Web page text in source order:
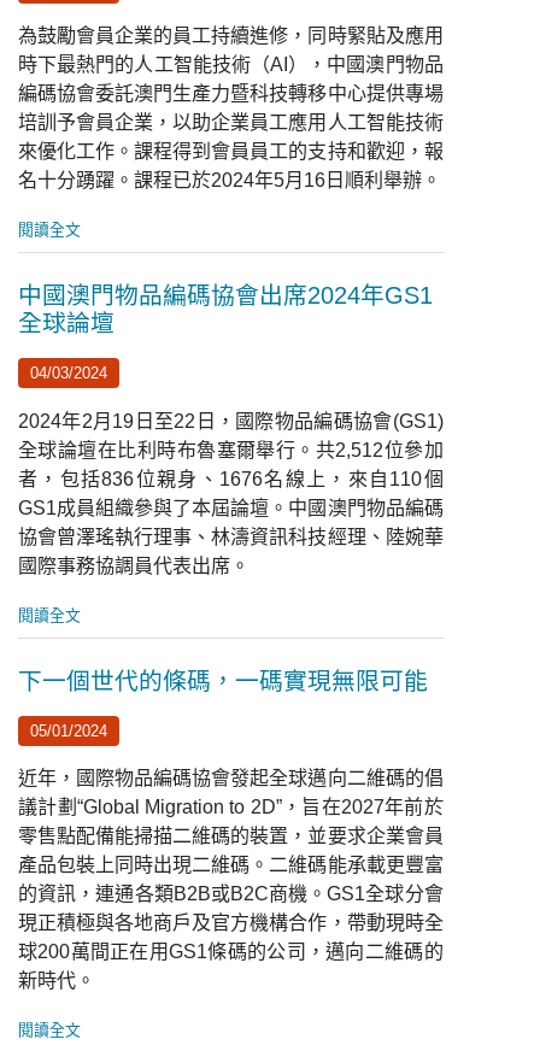
為鼓勵會員企業的員工持續進修，同時緊貼及應用
時下最熱門的人工智能技術（AI），中國澳門物品
編碼協會委託澳門生產力暨科技轉移中心提供專場
培訓予會員企業，以助企業員工應用人工智能技術
來優化工作。課程得到會員員工的支持和歡迎，報
名十分踴躍。課程已於2024年5月16日順利舉辦。
閱讀全文
中國澳門物品編碼協會出席2024年GS1
全球論壇
04/03/2024
2024年2月19日至22日，國際物品編碼協會(GS1)
全球論壇在比利時布魯塞爾舉行。共2,512位參加
者，包括836位親身、1676名線上，來自110個
GS1成員組織參與了本屆論壇。中國澳門物品編碼
協會曾澤瑤執行理事、林濤資訊科技經理、陸婉華
國際事務協調員代表出席。
閱讀全文
下一個世代的條碼，一碼實現無限可能
05/01/2024
近年，國際物品編碼協會發起全球邁向二維碼的倡
議計劃“Global Migration to 2D”，旨在2027年前於
零售點配備能掃描二維碼的裝置，並要求企業會員
產品包裝上同時出現二維碼。二維碼能承載更豐富
的資訊，連通各類B2B或B2C商機。GS1全球分會
現正積極與各地商戶及官方機構合作，帶動現時全
球200萬間正在用GS1條碼的公司，邁向二維碼的
新時代。
閱讀全文